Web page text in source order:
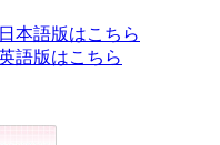
本語版はこちら
語版はこちら